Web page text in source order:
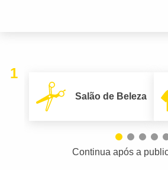
1
Salão de Beleza
Continua após a